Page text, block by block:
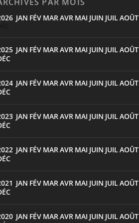
: JAN FÉV MARAVR MAI JUIN JUILAOÛT
: JAN FÉV MARAVR MAI JUIN JUILAOÛT
: JAN FÉV MARAVR MAI JUIN JUILAOÛT
: JAN FÉV MARAVR MAI JUIN JUILAOÛT
: JAN FÉV MARAVR MAI JUIN JUILAOÛT
JAN FÉV MARAVR MAI JUIN JUILAOÛT
: JAN FÉV MARAVR MAI JUIN JUILAOÛT